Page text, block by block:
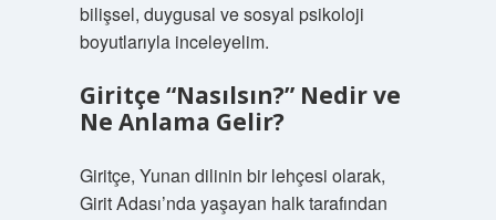
bilişsel, duygusal ve sosyal psikoloji
boyutlarıyla inceleyelim.
Giritçe “Nasılsın?” Nedir ve
Ne Anlama Gelir?
Giritçe, Yunan dilinin bir lehçesi olarak,
Girit Adası’nda yaşayan halk tarafından